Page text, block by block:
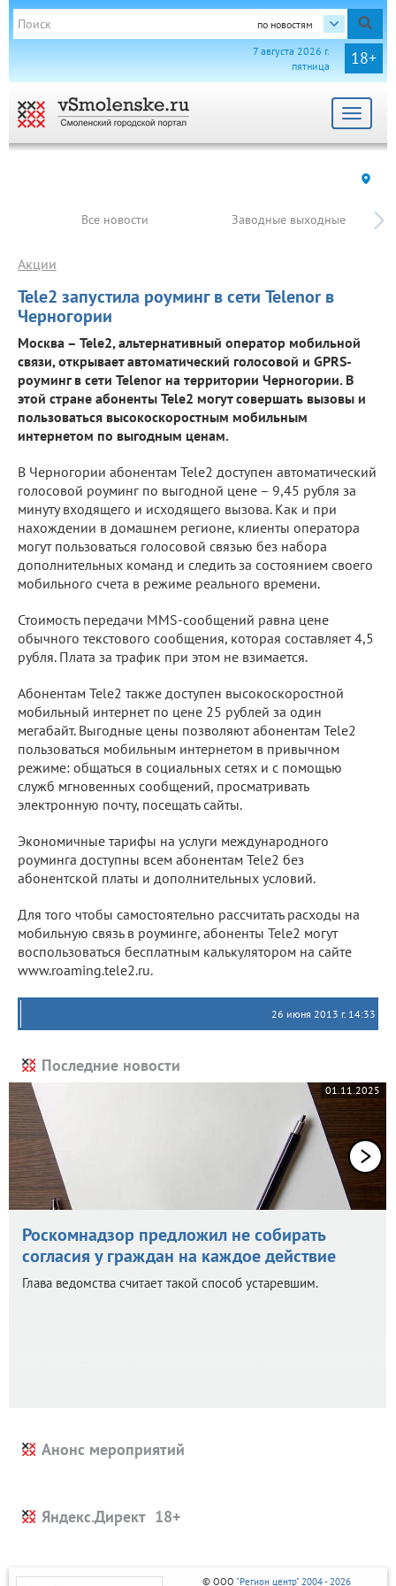
по новостям
18+
7 августа 2026 г.
пятница
Toggle
Все новости Заводные выходные
Tele2 запустила роуминг в сети Telenor в
Черногории
Акции
Москва – Tele2, альтернативный оператор мобильной
связи, открывает автоматический голосовой и GPRS-
роуминг в сети Telenor на территории Черногории. В
этой стране абоненты Tele2 могут совершать вызовы и
пользоваться высокоскоростным мобильным
интернетом по выгодным ценам.
В Черногории абонентам Tele2 доступен автоматический
голосовой роуминг по выгодной цене – 9,45 рубля за
минуту входящего и исходящего вызова. Как и при
нахождении в домашнем регионе, клиенты оператора
могут пользоваться голосовой связью без набора
дополнительных команд и следить за состоянием своего
мобильного счета в режиме реального времени.
Стоимость передачи MMS-сообщений равна цене
обычного текстового сообщения, которая составляет 4,5
рубля. Плата за трафик при этом не взимается.
Абонентам Tele2 также доступен высокоскоростной
мобильный интернет по цене 25 рублей за один
мегабайт. Выгодные цены позволяют абонентам Tele2
пользоваться мобильным интернетом в привычном
режиме: общаться в социальных сетях и с помощью
служб мгновенных сообщений, просматривать
электронную почту, посещать сайты.
Экономичные тарифы на услуги международного
роуминга доступны всем абонентам Tele2 без
абонентской платы и дополнительных условий.
Для того чтобы самостоятельно рассчитать расходы на
мобильную связь в роуминге, абоненты Tele2 могут
воспользоваться бесплатным калькулятором на сайте
www.roaming.tele2.ru.
26 июня 2013 г. 14:33
Последние новости
01.11.2025
Роскомнадзор предложил не собирать
согласия у граждан на каждое действие
Глава ведомства считает такой способ устаревшим.
Анонс мероприятий
Яндекс.Директ
© ООО "Регион центр" 2004 - 2026